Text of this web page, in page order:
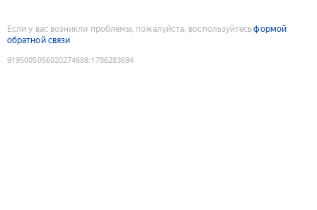
Если у вас возникли проблемы, пожалуйста, воспользуйтесьформой
обратной связи
9195005056020274688:1786283694